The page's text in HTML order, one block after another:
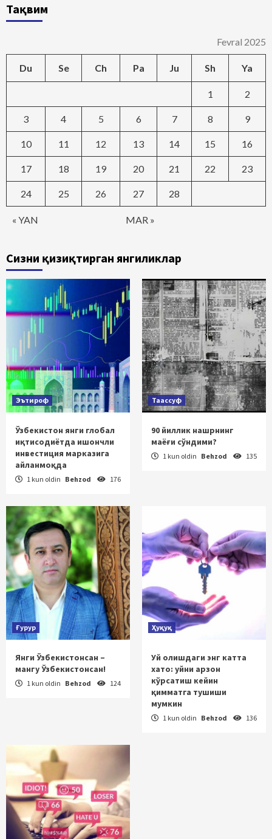
Тақвим
Fevral 2025
Du Se Ch Pa Ju Sh Ya
« YAN MAR »
1 2
3 4 5 6 7 8 9
10 11 12 13 14 15 16
17 18 19 20 21 22 23
24 25 26 27 28
Сизни қизиқтирган янгиликлар
Эътироф
Ўзбекистон янги глобал
иқтисодиётда ишончли
инвестиция марказига
айланмоқда
1 kun oldin Behzod 176
Таассуф
90 йиллик нашрнинг
маёғи сўндими?
1 kun oldin Behzod 135
Ғурур
Янги Ўзбекистонсан –
мангу Ўзбекистонсан!
1 kun oldin Behzod 124
Ҳуқуқ
Уй олишдаги энг катта
хато: уйни арзон
кўрсатиш кейин
қимматга тушиши
мумкин
1 kun oldin Behzod 136